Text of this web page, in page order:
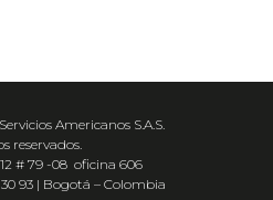
Americanos S.A.S.
reservados.
# 79 -08 oficina 606
30 93 | Bogotá – Colombia